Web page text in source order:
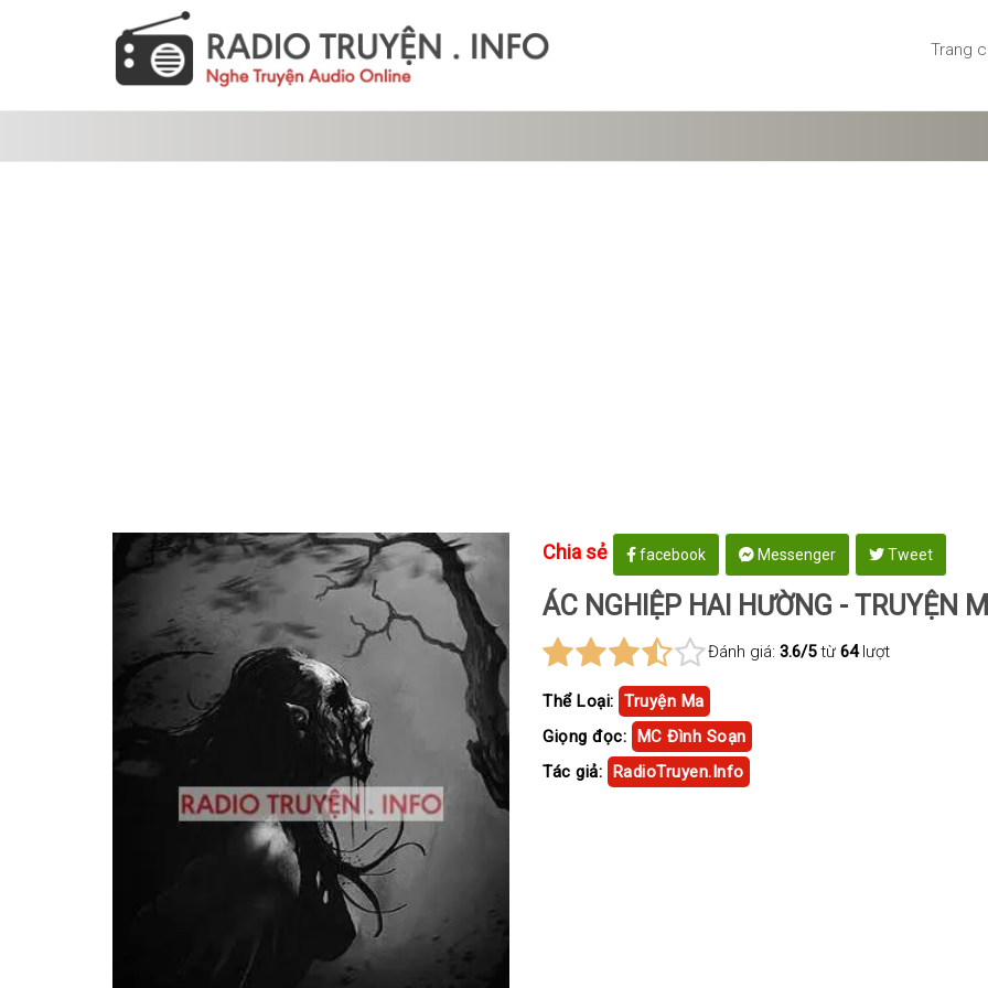
Trang
Chia sẻ facebook Messenger Tweet
ÁC NGHIỆP HAI HƯỜNG - TRUYỆN
Đánh giá: 3.6/5từ 64lượt
Thể Loại: Truyện Ma
Giọng đọc: MC Đình Soạn
Tác giả: RadioTruyen.Info